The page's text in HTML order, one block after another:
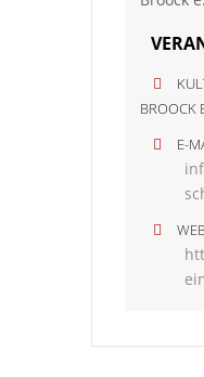
BROOCK
E-